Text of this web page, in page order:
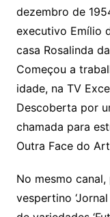
dezembro de
executivo Emílio
casa Rosalinda
Começou a
idade, na TV
Descoberta por
chamada para
Outra Face do
No mesmo
vespertino